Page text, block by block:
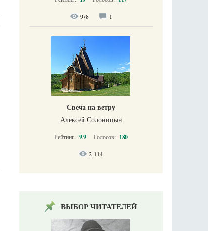
978 1
Свеча на ветру
Алексей Солоницын
Рейтинг: 9.9 Голосов: 180
2 114
ВЫБОР ЧИТАТЕЛЕЙ